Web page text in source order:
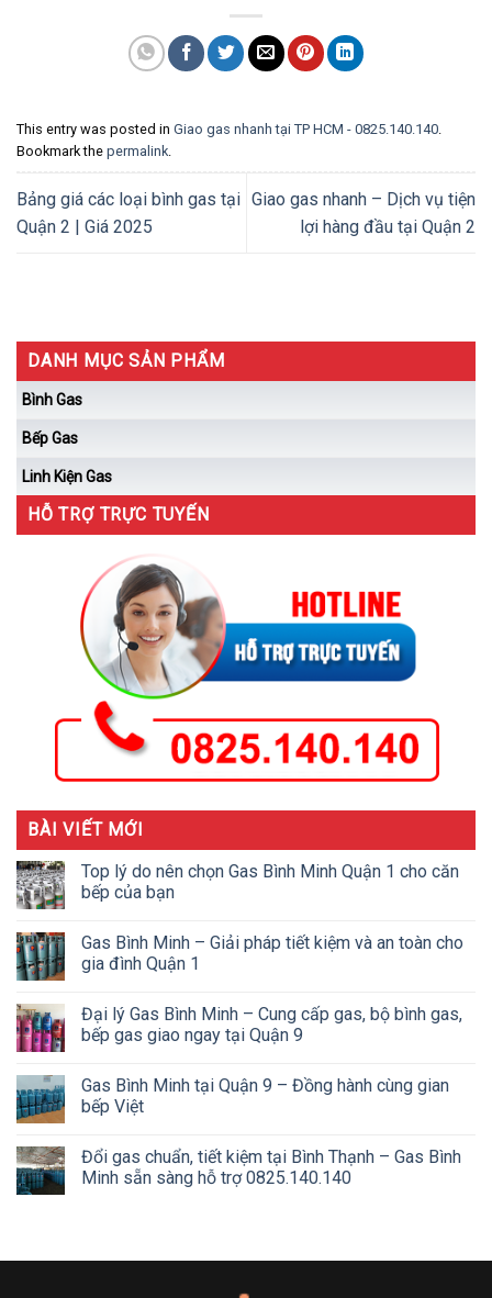
This entry was posted in Giao gas nhanh tại TP HCM - 0825.140.140.
Bookmark the permalink.
Bảng giá các loại bình gas tại
Quận 2 | Giá 2025
Giao gas nhanh – Dịch vụ tiện
lợi hàng đầu tại Quận 2
DANH MỤC SẢN PHẨM
Bình Gas
Bếp Gas
Linh Kiện Gas
HỖ TRỢ TRỰC TUYẾN
BÀI VIẾT MỚI
Top lý do nên chọn Gas Bình Minh Quận 1 cho căn
bếp của bạn
Gas Bình Minh – Giải pháp tiết kiệm và an toàn cho
gia đình Quận 1
Đại lý Gas Bình Minh – Cung cấp gas, bộ bình gas,
bếp gas giao ngay tại Quận 9
Gas Bình Minh tại Quận 9 – Đồng hành cùng gian
bếp Việt
Đổi gas chuẩn, tiết kiệm tại Bình Thạnh – Gas Bình
Minh sẵn sàng hỗ trợ 0825.140.140